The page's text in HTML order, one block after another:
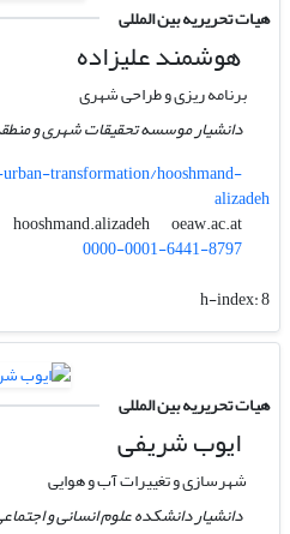
هیات تحریریه بین المللی
هوشمند علیزاده
برنامه ریزی و طراحی شهری
دانشیار موسسه تحقیقات شهری و
transformation/hooshmand-
alizadeh
hooshmand.alizadeh
oeaw.ac.at
0000-0001-6441-8797
h-index:8
هیات تحریریه بین المللی
ایوب شریفی
شهرسازی و تغییرات آب و هوایی
دانشیار دانشکده علوم انسانی و